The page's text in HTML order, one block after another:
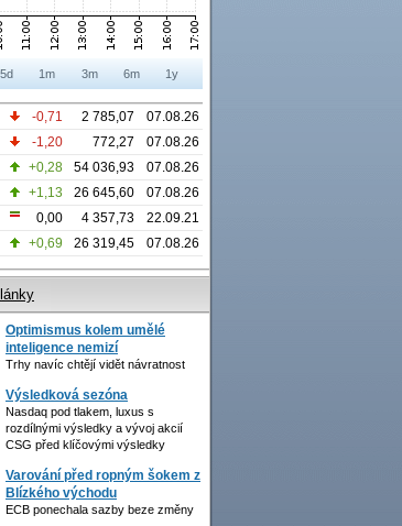
5d 1m 3m 6m 1y
-0,71 2 785,07
07.08.26
-1,20 772,27
07.08.26
+0,28 54 036,93
07.08.26
+1,13 26 645,60
07.08.26
0,00 4 357,73
22.09.21
+0,69 26 319,45 07.08.26
Optimismus kolem umělé
inteligence nemizí
Trhy navíc chtějí vidět návratnost
Výsledková sezóna
Nasdaq pod tlakem, luxus s
rozdílnými výsledky a vývoj akcií
CSG před klíčovými výsledky
Varování před ropným šokem z
Blízkého východu
ECB ponechala sazby beze změny